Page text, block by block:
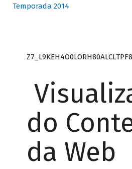
Temporada 2014
do
da Web